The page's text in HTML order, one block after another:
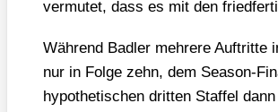
ver­mu­tet, dass es mit den
Wäh­rend Bad­ler meh­re­re Auf­trit­te
nur in Fol­ge zehn, dem Sea­son-
hypo­the­ti­schen drit­ten Staf­fel